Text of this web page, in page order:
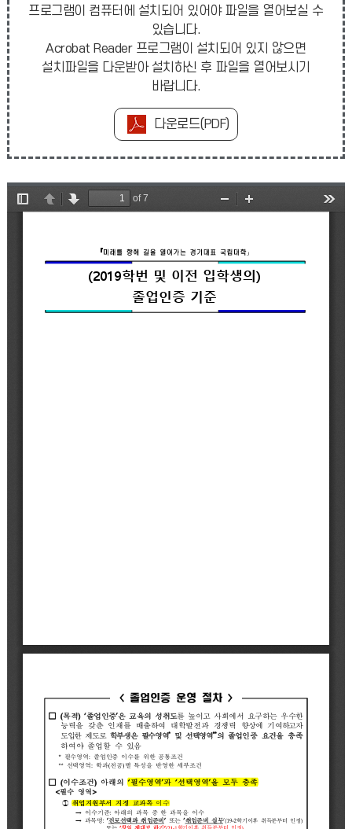
프로그램이 컴퓨터에 설치되어 있어야 파일을 열어보실 수
있습니다.
Acrobat Reader 프로그램이 설치되어 있지 않으면
설치파일을 다운받아 설치하신 후 파일을 열어보시기
바랍니다.
다운로드(PDF)